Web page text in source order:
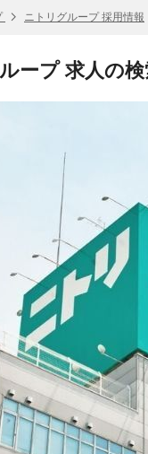
ニトリグループ 採用情報
ープ 求人の